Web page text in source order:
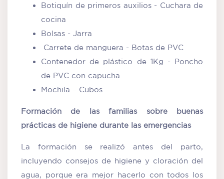
Botiquín de primeros auxilios - Cuchara de
cocina
Bolsas - Jarra
Carrete de manguera - Botas de PVC
Contenedor de plástico de 1Kg - Poncho
de PVC con capucha
Mochila – Cubos
Formación de las familias sobre buenas
prácticas de higiene durante las emergencias
La formación se realizó antes del parto,
incluyendo consejos de higiene y cloración del
agua, porque era mejor hacerlo con todos los